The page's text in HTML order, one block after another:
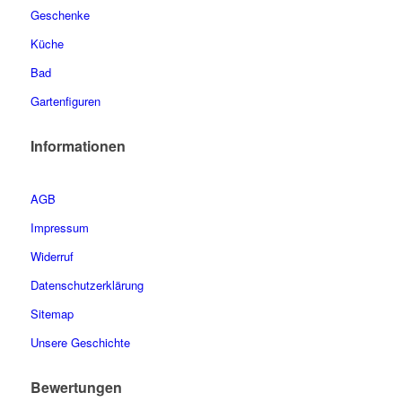
Geschenke
Küche
Bad
Gartenfiguren
Informationen
AGB
Impressum
Widerruf
Datenschutzerklärung
Sitemap
Unsere Geschichte
Bewertungen